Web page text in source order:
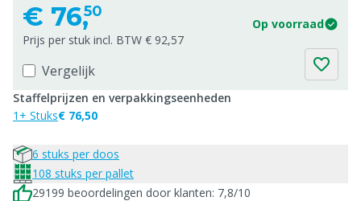
€ 76,50
Op voorraad
Prijs per stuk incl. BTW € 92,57
Vergelijk
Staffelprijzen en verpakkingseenheden
1+ Stuks€ 76,50
6 stuks per doos
108 stuks per pallet
29199 beoordelingen door klanten: 7,8/10